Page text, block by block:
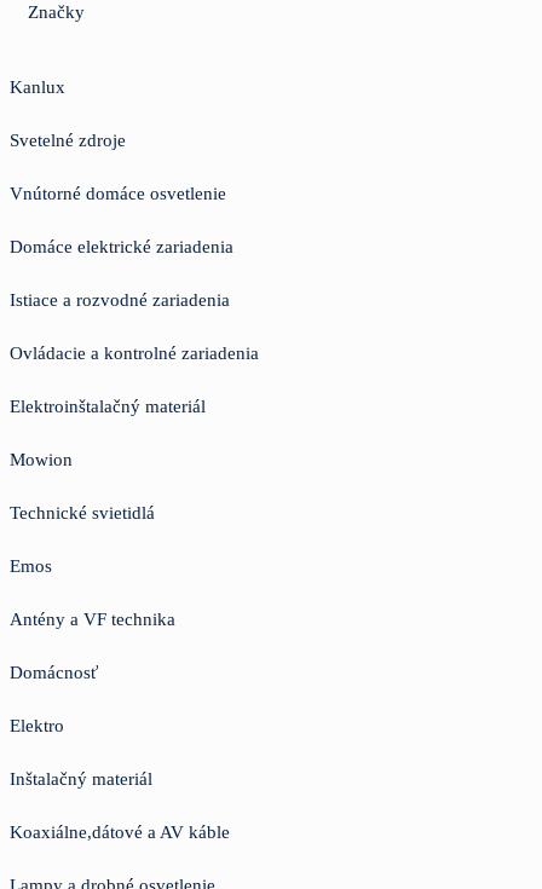
Značky
Kanlux
Svetelné zdroje
Vnútorné domáce osvetlenie
Domáce elektrické zariadenia
Istiace a rozvodné zariadenia
Ovládacie a kontrolné zariadenia
Elektroinštalačný materiál
Mowion
Technické svietidlá
Emos
Antény a VF technika
Domácnosť
Elektro
Inštalačný materiál
Koaxiálne,dátové a AV káble
Lampy a drobné osvetlenie